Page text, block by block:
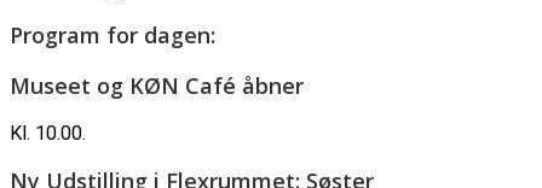
Program for dagen:
Museet og KØN Café åbner
Kl. 10.00.
Ny Udstilling i Flexrummet: Søster